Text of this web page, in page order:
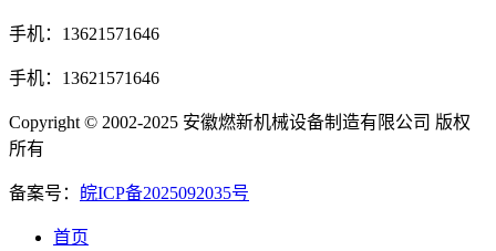
手机：13621571646
手机：13621571646
Copyright © 2002-2025 安徽燃新机械设备制造有限公司 版权
所有
备案号： 皖ICP备2025092035号
首页